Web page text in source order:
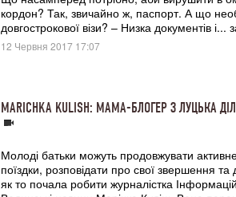
кордон? Так, звичайно ж, паспорт. А що
довгострокової візи? – Низка документів і...
12 Червня 2017 17:07
MARICHKA KULISH: МАМА-БЛОГЕР З ЛУЦЬКА
Молоді батьки можуть продовжувати
поїздки, розповідати про свої звершення та
як то почала робити журналістка